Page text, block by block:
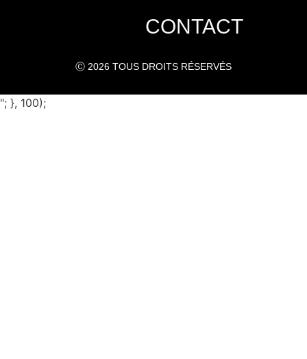
CONTACT
Ⓒ 2026 TOUS DROITS RÉSERVÉS
"; }, 100);